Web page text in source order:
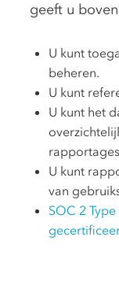
geeft u
U kunt
beheren.
U kunt
U kunt het
U kunt
van
SOC 2